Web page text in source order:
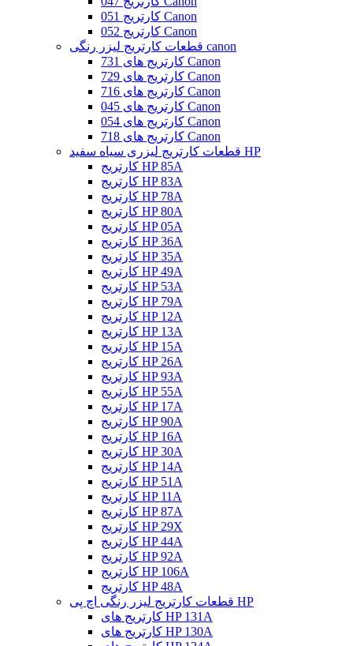
کارتریج 051 Canon
کارتریج 052 Canon
قطعات کارتریج لیزر رنگی canon
کارتریج های 731 Canon
کارتریج های 729 Canon
کارتریج های 716 Canon
کارتریج های 045 Canon
کارتریج های 054 Canon
کارتریج های 718 Canon
قطعات کارتریج لیزری سیاه سفید HP
کارتریج HP 85A
کارتریج HP 83A
کارتریج HP 78A
کارتریج HP 80A
کارتریج HP 05A
کارتریج HP 36A
کارتریج HP 35A
کارتریج HP 49A
کارتریج HP 53A
کارتریج HP 79A
کارتریج HP 12A
کارتریج HP 13A
کارتریج HP 15A
کارتریج HP 26A
کارتریج HP 93A
کارتریج HP 55A
کارتریج HP 17A
کارتریج HP 90A
کارتریج HP 16A
کارتریج HP 30A
کارتریج HP 14A
کارتریج HP 51A
کارتریج HP 11A
کارتریج HP 87A
کارتریج HP 29X
کارتریج HP 44A
کارتریج HP 92A
کارتریج HP 106A
کارتریج HP 48A
قطعات کارتریج لیزر رنگی اچ پی HP
کارتریج های HP 131A
کارتریج های HP 130A